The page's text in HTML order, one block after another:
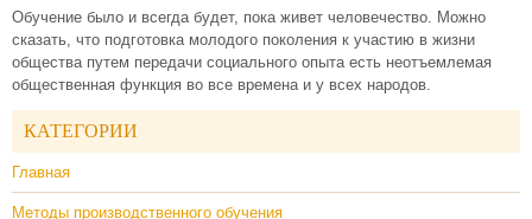
Обучение было и всегда будет, пока живет человечество. Можно
сказать, что подготовка молодого поколения к участию в жизни
общества путем передачи социального опыта есть неотъемлемая
общественная функция во все времена и у всех народов.
КАТЕГОРИИ
Главная
Методы производственного обучения